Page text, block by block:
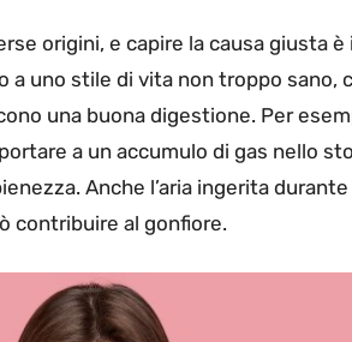
origini, e capire la causa giusta
a uno stile di vita non troppo sano,
una buona digestione. Per
a un accumulo di gas nello
Anche l’aria ingerita
contribuire al gonfiore.